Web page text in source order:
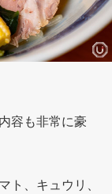
容も非常に豪
ト、キュウリ、